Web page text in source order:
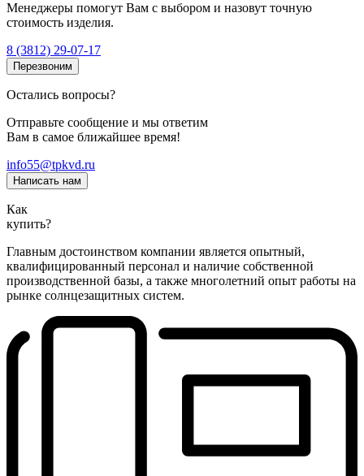
Менеджеры помогут Вам с выбором и назовут точную
стоимость изделия.
8 (3812) 29-07-17
Перезвоним
Остались вопросы?
Отправьте сообщение и мы ответим
Вам в самое ближайшее время!
info55@tpkvd.ru
Написать нам
Как
купить?
Главным достоинством компании является опытный,
квалифицированный персонал и наличие собственной
производственной базы, а также многолетний опыт работы на
рынке солнцезащитных систем.